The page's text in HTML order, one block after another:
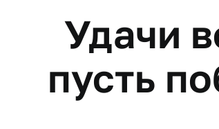
Удачи
пусть